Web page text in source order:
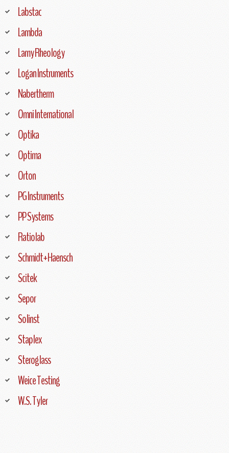
Labstac
Lambda
Lamy Rheology
Logan Instruments
Nabertherm
Omni International
Optika
Optima
Orton
PG Instruments
PP Systems
Ratiolab
Schmidt+Haensch
Scitek
Sepor
Solinst
Staplex
Steroglass
Weice Testing
W.S. Tyler